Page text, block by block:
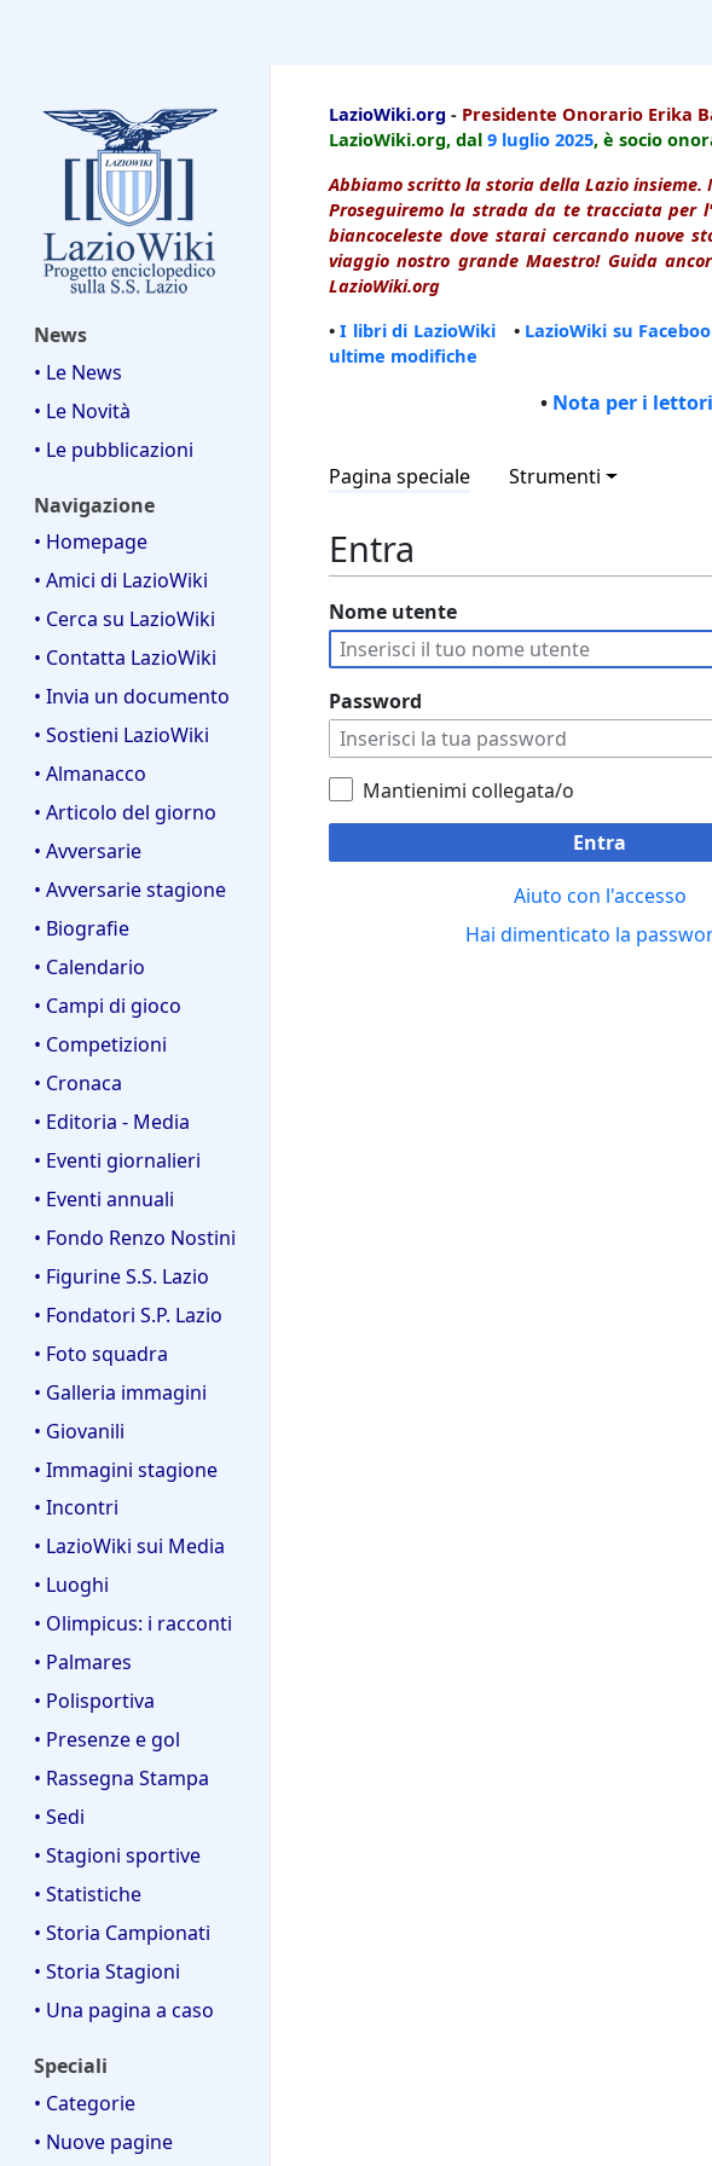
News
• Le News
• Le Novità
• Le pubblicazioni
Navigazione
• Homepage
• Amici di LazioWiki
• Cerca su LazioWiki
• Contatta LazioWiki
• Invia un documento
• Sostieni LazioWiki
• Almanacco
• Articolo del giorno
• Avversarie
• Avversarie stagione
• Biografie
• Calendario
• Campi di gioco
• Competizioni
• Cronaca
• Editoria - Media
• Eventi giornalieri
• Eventi annuali
• Fondo Renzo Nostini
• Figurine S.S. Lazio
• Fondatori S.P. Lazio
• Foto squadra
• Galleria immagini
• Giovanili
• Immagini stagione
• Incontri
• LazioWiki sui Media
• Luoghi
• Olimpicus: i racconti
• Palmares
• Polisportiva
• Presenze e gol
• Rassegna Stampa
• Sedi
• Stagioni sportive
• Statistiche
• Storia Campionati
• Storia Stagioni
• Una pagina a caso
Speciali
• Categorie
• Nuove pagine
LazioWiki.org - Presidente Onorario Erika
LazioWiki.org, dal 9 luglio 2025, è socio
Abbiamo scritto la storia della Lazio insieme.
Proseguiremo la strada da te tracciata per
biancoceleste dove starai cercando nuove
viaggio nostro grande Maestro! Guida
LazioWiki.org
•I libri di LazioWiki• LazioWiki su
ultime modifiche
• Nota per i
Pagina speciale Strumenti
Entra
Nome utente
Password
Mantienimi collegata/o
Entra
Aiuto con l'accesso
Hai dimenticato la